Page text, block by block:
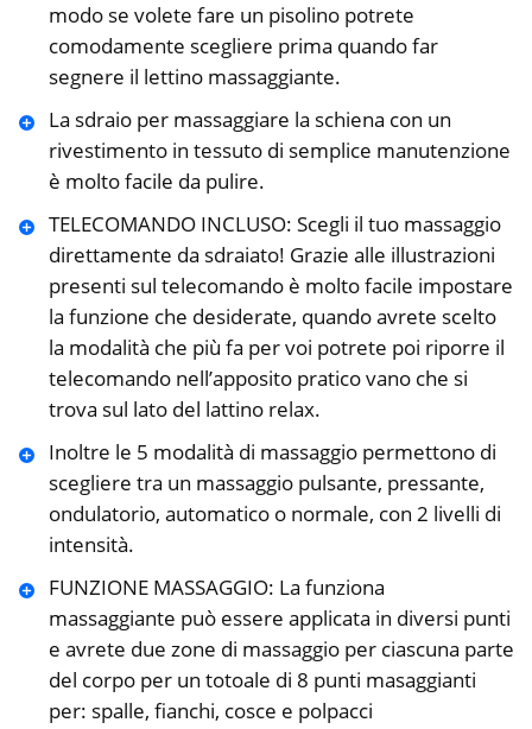
modo se volete fare un pisolino potrete
comodamente scegliere prima quando far
segnere il lettino massaggiante.
La sdraio per massaggiare la schiena con un
rivestimento in tessuto di semplice manutenzione
è molto facile da pulire.
TELECOMANDO INCLUSO: Scegli il tuo massaggio
direttamente da sdraiato! Grazie alle illustrazioni
presenti sul telecomando è molto facile impostare
la funzione che desiderate, quando avrete scelto
la modalità che più fa per voi potrete poi riporre il
telecomando nell’apposito pratico vano che si
trova sul lato del lattino relax.
Inoltre le 5 modalità di massaggio permettono di
scegliere tra un massaggio pulsante, pressante,
ondulatorio, automatico o normale, con 2 livelli di
intensità.
FUNZIONE MASSAGGIO: La funziona
massaggiante può essere applicata in diversi punti
e avrete due zone di massaggio per ciascuna parte
del corpo per un totoale di 8 punti masaggianti
per: spalle, fianchi, cosce e polpacci